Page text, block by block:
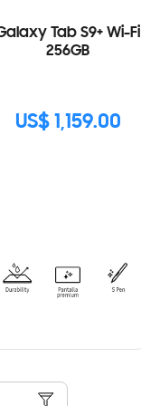
Tab S9+ Wi-Fi
256GB
US$ 1,159.00